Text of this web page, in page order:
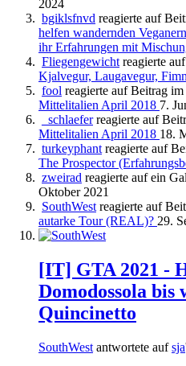
2024
bgiklsfnvd reagierte auf
helfen wandernden
ihr Erfahrungen mit
Fliegengewicht reagierte
Kjalvegur, Laugavegur,
fool reagierte auf Beitrag im
Mittelitalien April 2018 7.
_schlaeferreagierte auf
Mittelitalien April 2018 18.
turkeyphant reagierte auf
The Prospector
zweirad reagierte auf ein
Oktober 2021
SouthWest reagierte auf
autarke Tour (REAL)? 29.
[IT] GTA 2021 -
Domodossola
Quincinetto
SouthWest antwortete aufsja